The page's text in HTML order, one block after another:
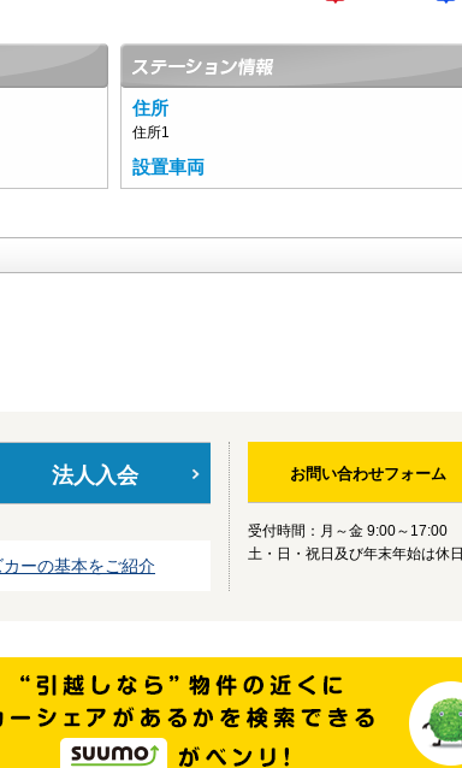
住所
住所1
設置車両
法人入会
ーの基本をご紹介
お問い合わせフォーム
受付時間：月～金 9:00～17:00
土・日・祝日及び年末年始は休日